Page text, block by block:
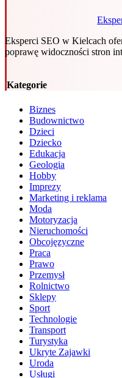
Eksperci SEO w Kielcach
poprawę widoczności stron
Kategorie
Biznes
Budownictwo
Dzieci
Dziecko
Edukacja
Geologia
Hobby
Imprezy
Marketing i reklama
Moda
Motoryzacja
Nieruchomości
Obcojęzyczne
Praca
Prawo
Przemysł
Rolnictwo
Sklepy
Sport
Technologie
Transport
Turystyka
Ukryte Zajawki
Uroda
Usługi